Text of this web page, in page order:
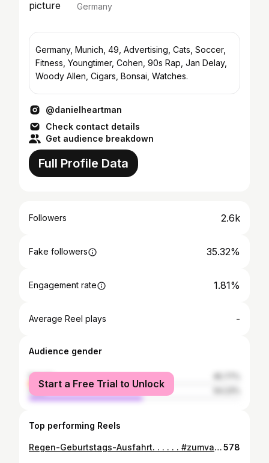
Germany
Germany, Munich, 49, Advertising, Cats, Soccer,
Fitness, Youngtimer, Cohen, 90s Rap, Jan Delay,
Woody Allen, Cigars, Bonsai, Watches.
@danielheartman
Check contact details
Get audience breakdown
Full Profile Data
Followers 2.6k
Fake followers 35.32%
Engagement rate 1.81%
Average Reel plays -
Audience gender
female
male
Start a Free Trial to Unlock
Top performing Reels
Regen-Geburtstags-Ausfahrt. . . . . . #zumvaas #forstinning #bmw #mpower #engine #bmwgram #racing #3series #beast #bmwclub #bmwgram #fun #bmwmpower #e30 #machine #m3 #design #bmwporn #bmwpower #bmwnation #bimmer #e30lovers #e30trouble #wasatch_e30s #bmwe30 #thedirtythirty #e30_daily #e30owners #e30lifestyle #garagewelt #BMWclassic578